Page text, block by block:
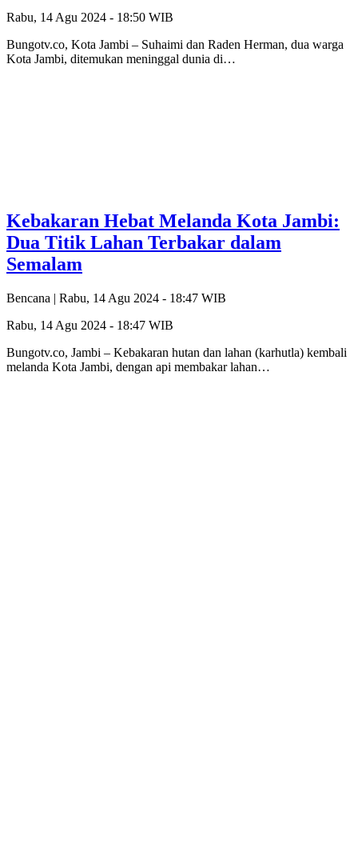
Rabu, 14 Agu 2024 - 18:50 WIB
Bungotv.co, Kota Jambi – Suhaimi dan Raden Herman, dua warga
Kota Jambi, ditemukan meninggal dunia di…
Kebakaran Hebat Melanda Kota Jambi:
Dua Titik Lahan Terbakar dalam
Semalam
Bencana | Rabu, 14 Agu 2024 - 18:47 WIB
Rabu, 14 Agu 2024 - 18:47 WIB
Bungotv.co, Jambi – Kebakaran hutan dan lahan (karhutla) kembali
melanda Kota Jambi, dengan api membakar lahan…